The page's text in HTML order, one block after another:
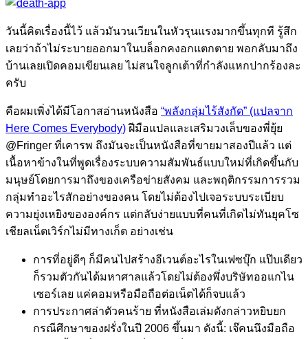
วันนี้คิดเรื่องนี้ไว้ แล้วมันวนเวียนในหัวรุนแรงมากขึ้นทุกที รู้สึก
เลยว่าถ้าไม่ระบายออกมาในบล็อกคงอกแตกตาย พอกลับมาถึง
บ้านเลยเปิดคอมเขียนเลย ไม่สนใจลูกเต้าที่กำลังแหกปากร้องละ
ครับ
คือผมเพิ่งได้มีโอกาสอ่านหนังสือ “พลังกลุ่มไร้สังกัด” (แปลจาก
Here Comes Everybody)ฝีมือแปลและเสริมวงเล็บของพี่ยุ้ย
@Fringer ที่เคารพ ถึงมันจะเป็นหนังสือที่ขายมาสองปีแล้ว แต่
เนื้อหาข้างในที่พูดเรื่องระบบความสัมพันธ์แบบใหม่ที่เกิดขึ้นกับ
มนุษย์โดยการมาถึงของเครือข่ายสังคม และพฤติกรรมการรวม
กลุ่มทำอะไรสักอย่างของคน โดยไม่ต้องไปเจอระบบระเบียบ
ความยุ่งเหยิงขององค์กร แต่กลับง่ายแบบที่คนที่เกิดไม่ทันยุคโซ
เชียลเน็ตเวิร์กไม่มีทางเก็ต อย่างเช่น
การที่อยู่ดีๆ ก็มีคนไปสร้างอีเวนต์อะไรในเฟซบุ๊ก แป๊บเดียว
ก็รวมตัวกันได้มหาศาลแล้วโดยไม่ต้องพึ่งบริษัทออแกไน
เซอร์เลย แค่คอมหรือมือถือต่อเน็ตได้ก็จบแล้ว
การประกาศล่าตัวคนร้าย ที่หนังสือเล่มดังกล่าวหยิบยก
กรณีศึกษาของฝรั่งในปี 2006 ขึ้นมา ดังนี้: เจ๊คนนึงมือถือ